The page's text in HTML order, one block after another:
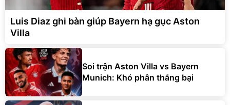
Luis Diaz ghi bàn giúp Bayern hạ gục Aston
Villa
Soi trận Aston Villa vs Bayern
Munich: Khó phân thắng bại